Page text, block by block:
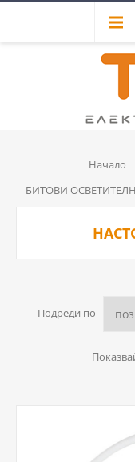
Начало
БИТОВИ
Подреди по